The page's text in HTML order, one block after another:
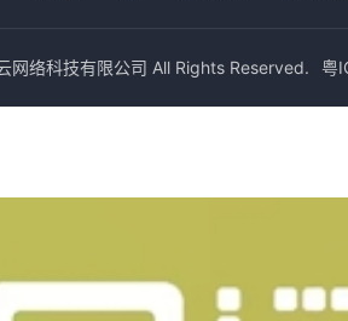
络科技有限公司 All Rights Reserved. 粤